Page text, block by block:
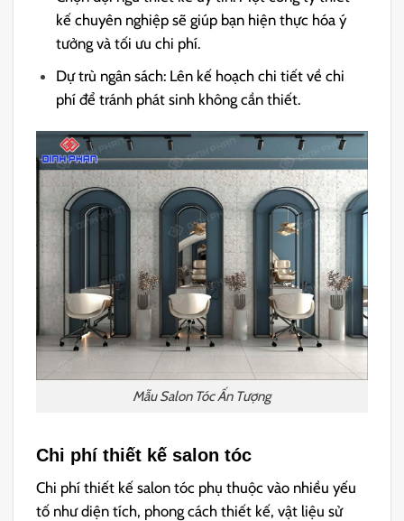
kế chuyên nghiệp sẽ giúp bạn hiện thực hóa ý
tưởng và tối ưu chi phí.
Dự trù ngân sách: Lên kế hoạch chi tiết về chi
phí để tránh phát sinh không cần thiết.
Mẫu Salon Tóc Ấn Tượng
Chi phí thiết kế salon tóc
Chi phí thiết kế salon tóc phụ thuộc vào nhiều yếu
tố như diện tích, phong cách thiết kế, vật liệu sử